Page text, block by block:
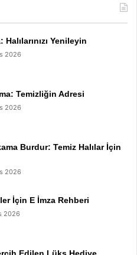
Halılarınızı Yenileyin
2026
Temizliğin Adresi
2026
Burdur: Temiz Halılar İçin
2026
İçin E İmza Rehberi
2026